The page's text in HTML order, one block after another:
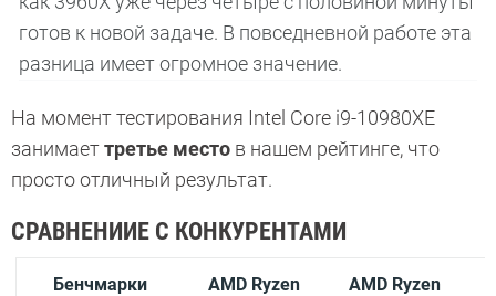
готов к новой задаче. В повседневной работе эта
разница имеет огромное значение.
На момент тестирования Intel Core i9-10980XE
занимаеттретье место в нашем рейтинге, что
просто отличный результат.
СРАВНЕНИИЕ С КОНКУРЕНТАМИ
Бенчмарки
AMD Ryzen
AMD Ryzen